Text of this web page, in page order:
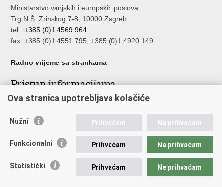
Ministarstvo vanjskih i europskih poslova
Trg N.Š. Zrinskog 7-8, 10000 Zagreb
tel.:+385 (0)1 4569 964
fax: +385 (0)1 4551 795, +385 (0)1 4920 149
Radno vrijeme sa strankama
Pristup informacijama
Pristup informacijama
Nepravilnosti
Javna nabava u MVEP-u
Ova stranica upotrebljava kolačiće
Nužni Prihvaćam Ne prihvaćam
Funkcionalni Prihvaćam Ne prihvaćam
Statistički Prihvaćam Ne prihvaćam